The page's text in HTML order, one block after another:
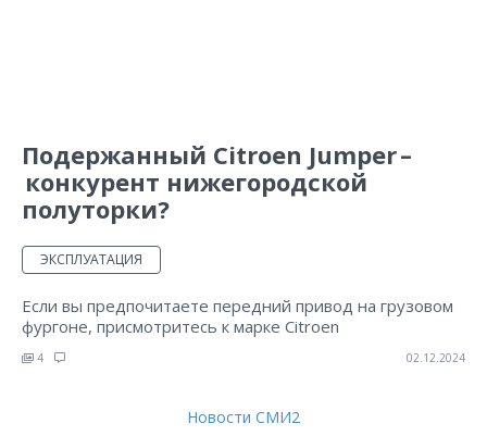
Подержанный Citroen Jumper –
конкурент нижегородской
полуторки?
ЭКСПЛУАТАЦИЯ
Если вы предпочитаете передний привод на грузовом
фургоне, присмотритесь к марке Citroen
4 02.12.2024
Новости СМИ2